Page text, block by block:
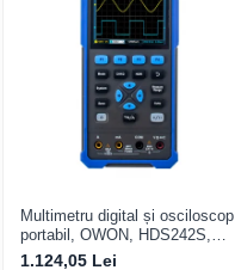
Multimetru digital și osciloscop
portabil, OWON, HDS242S,
200mV-1kV, 200mA-
1.124,05 Lei